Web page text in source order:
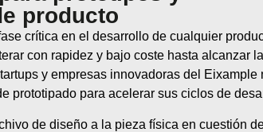
producto
crítica en el desarrollo de cualquier
con rapidez y bajo coste hasta alcanzar la
y empresas innovadoras del Eixample
prototipado para acelerar sus ciclos de
de diseño a la pieza física en cuestión